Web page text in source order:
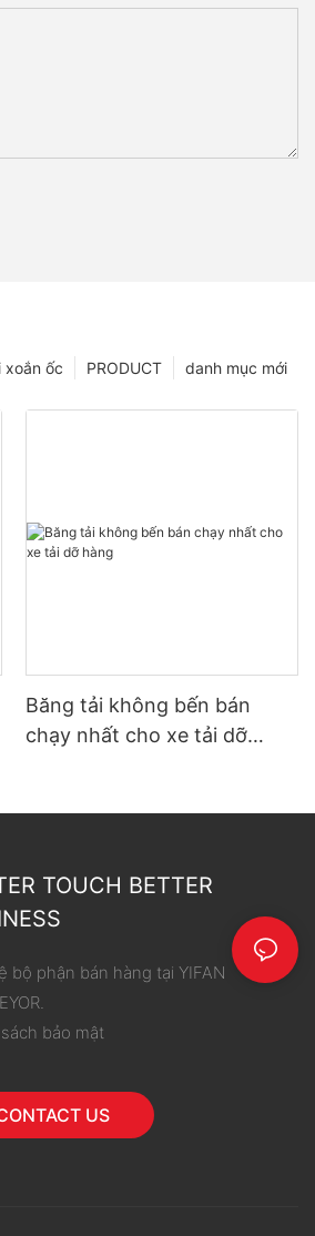
danh mục mới
PRODUCT
xoắn ốc
Băng tải không bến bán
chạy nhất cho xe tải dỡ
TOUCH BETTER
bộ phận bán hàng tại YIFAN
bảo mật
US